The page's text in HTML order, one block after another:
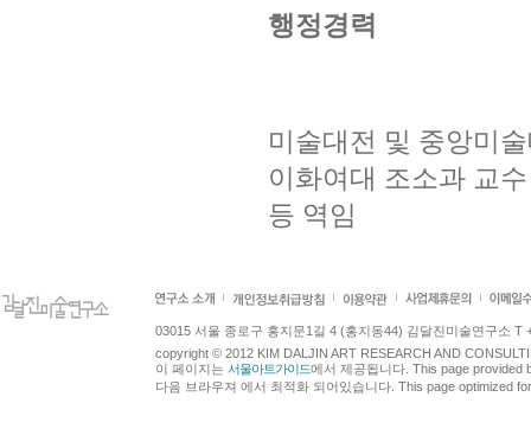
행정경력
미술대전 및 중앙미
이화여대 조소과 교수
등 역임
03015 서울 종로구 홍지문1길 4 (홍지동44) 김달진미술연구소 T
copyright © 2012 KIM DALJIN ART RESEARCH AND
이 페이지는 서울아트가이드에서 제공됩니다. This page provided
다음 브라우져 에서 최적화 되어있습니다. This page optimized